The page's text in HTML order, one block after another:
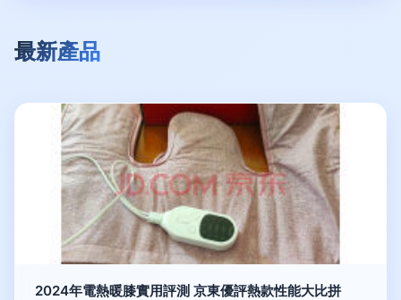
最新產品
2024年電熱暖膝實用評測 京東優評熱款性能大比拼